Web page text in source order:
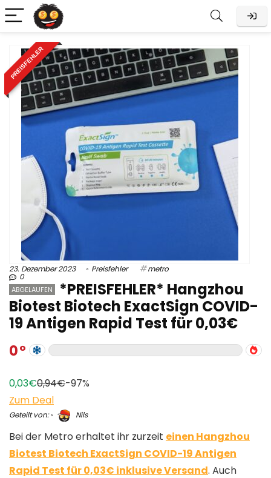
PREISFEHLER
23. Dezember 2023 Preisfehler metro
0
ABGELAUFEN
*PREISFEHLER* Hangzhou
Biotest Biotech ExactSign COVID-
19 Antigen Rapid Test für 0,03€
0
0,03€0,94€-97%
Zum Deal
Geteilt von: Nils
Bei der Metro erhaltet ihr zurzeit einen Hangzhou
Biotest Biotech ExactSign COVID-19 Antigen
Rapid Test für 0,03€ inklusive Versand. Auch